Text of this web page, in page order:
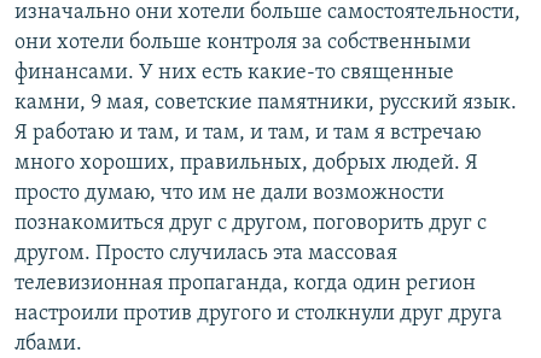
изначально они хотели больше самостоятельности,
они хотели больше контроля за собственными
финансами. У них есть какие-то священные
камни, 9 мая, советские памятники, русский язык.
Я работаю и там, и там, и там, и там я встречаю
много хороших, правильных, добрых людей. Я
просто думаю, что им не дали возможности
познакомиться друг с другом, поговорить друг с
другом. Просто случилась эта массовая
телевизионная пропаганда, когда один регион
настроили против другого и столкнули друг друга
лбами.